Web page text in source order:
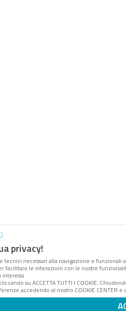
privacy!
tecnici necessari alla navigazione e
facilitare le interazioni con le nostre
su ACCETTA TUTTI I COOKIE.
accedendo al nostro COOKIE